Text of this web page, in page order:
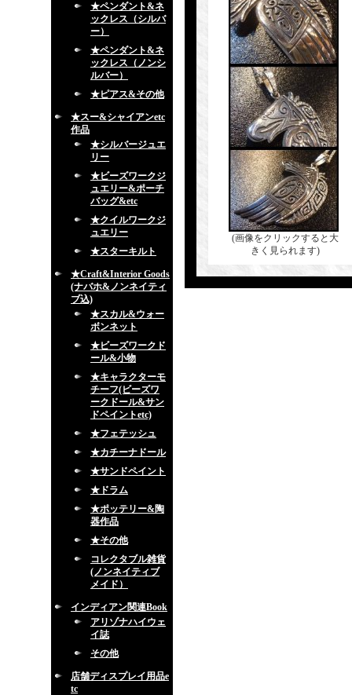
★ペンダント&ネ
ックレス（シルバ
ー）
★ペンダント&ネ
ックレス（ノンシ
ルバー）
★ピアス&その他
★スー&シャイアンetc
作品
★シルバージュエ
リー
★ビーズワークジ
ュエリー&ポーチ
バッグ&etc
★クイルワークジ
ュエリー
★スターキルト
★Craft&Interior Goods
(ナバホ&ノンネイティ
ブ込)
★スカル&ウォー
ボンネット
★ビーズワークド
ール&小物
★キャラクターモ
チーフ(ビーズワ
ークドール&サン
ドペイントetc)
★フェテッシュ
★カチーナドール
★サンドペイント
★ドラム
★ポッテリー&陶
器作品
★その他
コレクタブル雑貨
(ノンネイティブ
メイド）
インディアン関連Book
アリゾナハイウェ
イ誌
その他
店舗ディスプレイ用品e
tc
(画像をクリックすると大
きく見られます)